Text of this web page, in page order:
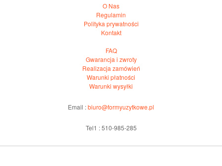
O Nas
Regulamin
Polityka prywatności
Kontakt
FAQ
Gwarancja i zwroty
Realizacja zamówień
Warunki płatności
Warunki wysyłki
Email :biuro@formyuzytkowe.pl
Tel1 : 510-985-285